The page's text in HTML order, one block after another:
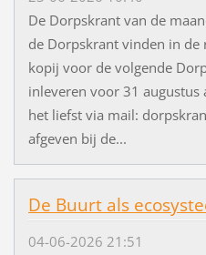
De Dorpskrant van de
de Dorpskrant vinden in
kopij voor de volgende
inleveren voor 31
het liefst via mail:
afgeven bij de...
De Buurt als
04-06-2026 21:51